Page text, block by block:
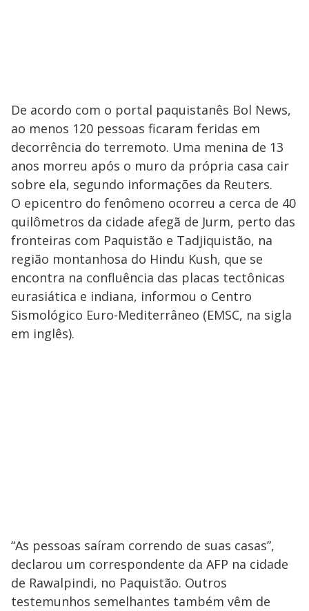
De acordo com o portal paquistanês Bol News,
ao menos 120 pessoas ficaram feridas em
decorrência do terremoto. Uma menina de 13
anos morreu após o muro da própria casa cair
sobre ela, segundo informações da Reuters.
O epicentro do fenômeno ocorreu a cerca de 40
quilômetros da cidade afegã de Jurm, perto das
fronteiras com Paquistão e Tadjiquistão, na
região montanhosa do Hindu Kush, que se
encontra na confluência das placas tectônicas
eurasiática e indiana, informou o Centro
Sismológico Euro-Mediterrâneo (EMSC, na sigla
em inglês).
“As pessoas saíram correndo de suas casas”,
declarou um correspondente da AFP na cidade
de Rawalpindi, no Paquistão. Outros
testemunhos semelhantes também vêm de